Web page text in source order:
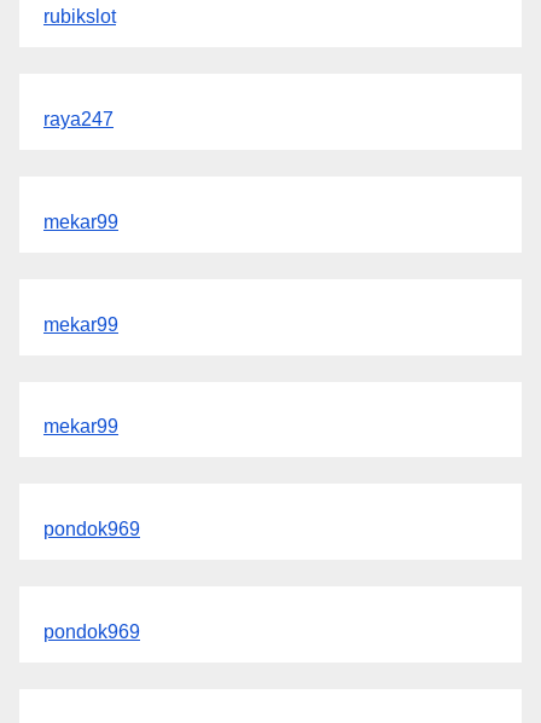
rubikslot
raya247
mekar99
mekar99
mekar99
pondok969
pondok969